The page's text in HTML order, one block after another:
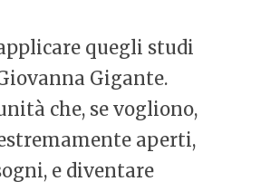
quegli studi
Gigante.
che, se vogliono,
aperti,
e diventare